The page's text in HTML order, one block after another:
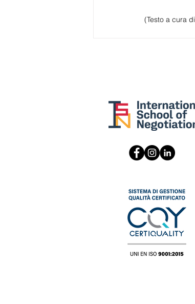
(Testo a cura di